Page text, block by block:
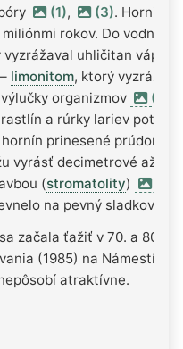
(1), (3). Hornina
rokov. Do
vyzrážaval uhličitan
limonitom, ktorý
organizmov
(4)
a rúrky lariev
hornín prinesené prúdom,
vyrásť decimetrové až
(stromatolity) (11)
na pevný
začala ťažiť v 70. a 80.
(1985) na Námestí
atraktívne.